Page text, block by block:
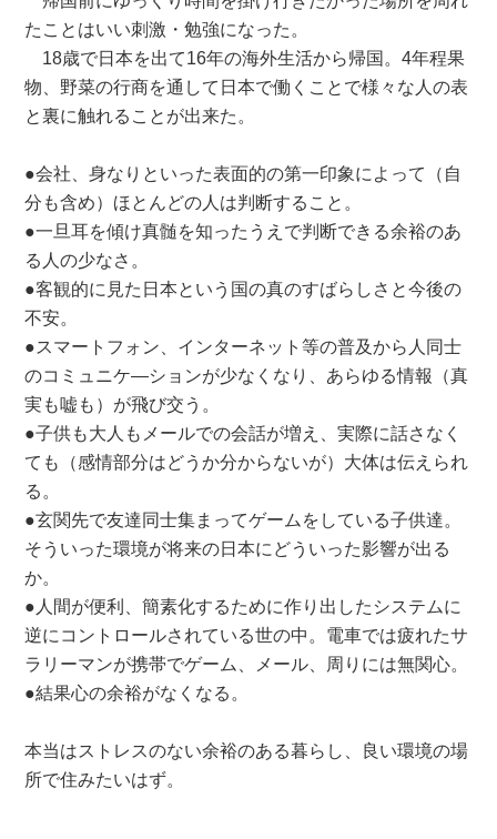
たことはいい刺激・勉強になった。
18歳で日本を出て16年の海外生活から帰国。4年程果
物、野菜の行商を通して日本で働くことで様々な人の表
と裏に触れることが出来た。
●会社、身なりといった表面的の第一印象によって（自
分も含め）ほとんどの人は判断すること。
●一旦耳を傾け真髄を知ったうえで判断できる余裕のあ
る人の少なさ。
●客観的に見た日本という国の真のすばらしさと今後の
不安。
●スマートフォン、インターネット等の普及から人同士
のコミュニケ―ションが少なくなり、あらゆる情報（真
実も嘘も）が飛び交う。
●子供も大人もメールでの会話が増え、実際に話さなく
ても（感情部分はどうか分からないが）大体は伝えられ
る。
●玄関先で友達同士集まってゲームをしている子供達。
そういった環境が将来の日本にどういった影響が出る
か。
●人間が便利、簡素化するために作り出したシステムに
逆にコントロールされている世の中。電車では疲れたサ
ラリーマンが携帯でゲーム、メール、周りには無関心。
●結果心の余裕がなくなる。
本当はストレスのない余裕のある暮らし、良い環境の場
所で住みたいはず。